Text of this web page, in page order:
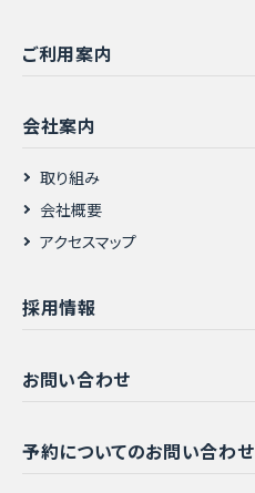
ご利用案内
会社案内
取り組み
会社概要
アクセスマップ
採用情報
お問い合わせ
予約についてのお問い合わせ